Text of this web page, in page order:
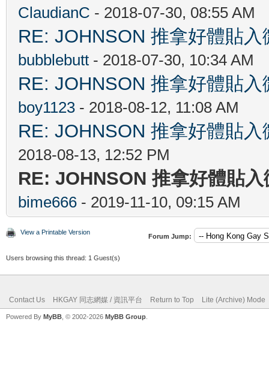
ClaudianC - 2018-07-30, 08:55 AM
RE: JOHNSON 推拿好體貼
bubblebutt - 2018-07-30, 10:34 AM
RE: JOHNSON 推拿好體貼
boy1123 - 2018-08-12, 11:08 AM
RE: JOHNSON 推拿好體貼
2018-08-13, 12:52 PM
RE: JOHNSON 推拿好體貼
bime666 - 2019-11-10, 09:15 AM
View a Printable Version
Forum Jump:
Users browsing this thread: 1 Guest(s)
Contact Us HKGAY 同志網媒 / 資訊平台 Return to Top Lite (Archive) Mode
Powered By MyBB , © 2002-2026 MyBB Group